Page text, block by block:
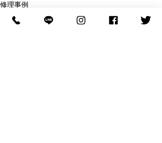
修理事例
事例